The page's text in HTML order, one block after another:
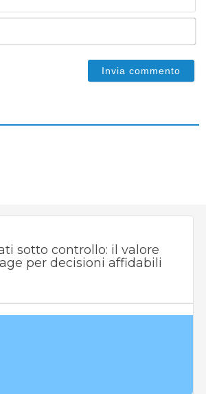
sotto controllo: il valore
per decisioni affidabili